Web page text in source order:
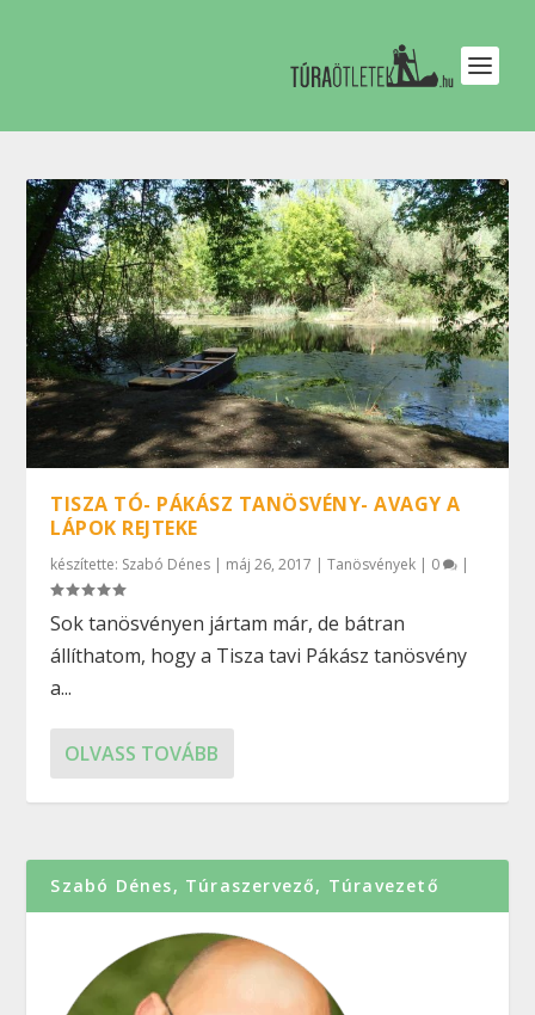
TISZA TÓ- PÁKÁSZ TANÖSVÉNY- AVAGY A
LÁPOK REJTEKE
készítette: Szabó Dénes | máj 26, 2017 |Tanösvények | 0 |
Sok tanösvényen jártam már, de bátran
állíthatom, hogy a Tisza tavi Pákász tanösvény
a...
OLVASS TOVÁBB
Szabó Dénes, Túraszervező, Túravezető